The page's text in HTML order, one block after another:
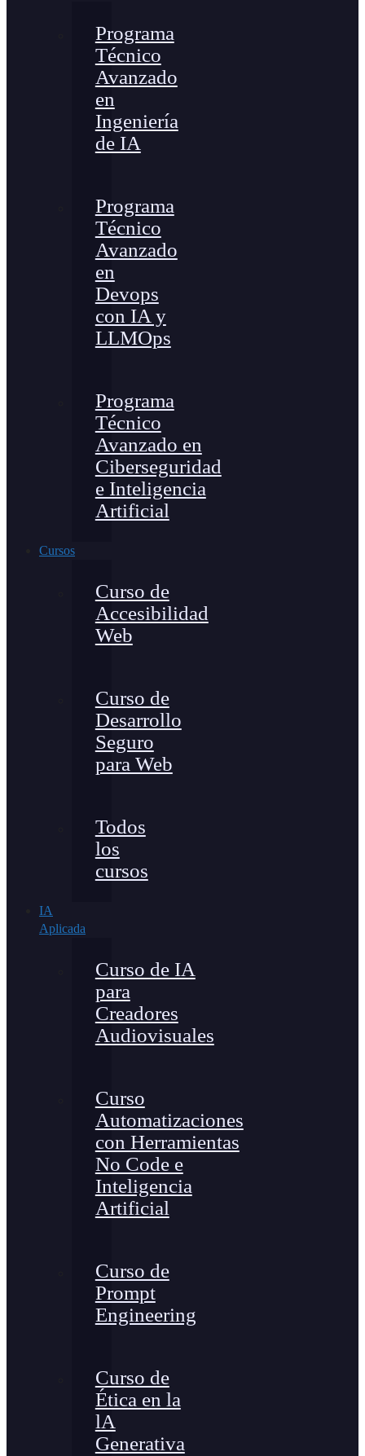
Programa
Técnico
Avanzado
en
Ingeniería
de IA
Programa
Técnico
Avanzado
en
Devops
con IA y
LLMOps
Programa
Técnico
Avanzado en
Ciberseguridad
e Inteligencia
Artificial
Cursos
Curso de
Accesibilidad
Web
Curso de
Desarrollo
Seguro
para Web
Todos
los
cursos
IA
Aplicada
Curso de IA
para
Creadores
Audiovisuales
Curso
Automatizaciones
con Herramientas
No Code e
Inteligencia
Artificial
Curso de
Prompt
Engineering
Curso de
Ética en la
lA
Generativa